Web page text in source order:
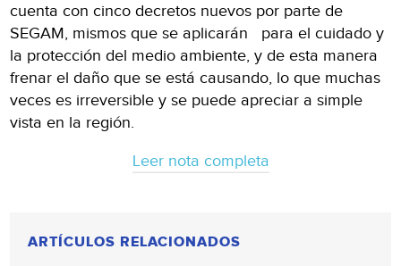
cuenta con cinco decretos nuevos por parte de
SEGAM, mismos que se aplicarán para el cuidado y
la protección del medio ambiente, y de esta manera
frenar el daño que se está causando, lo que muchas
veces es irreversible y se puede apreciar a simple
vista en la región.
Leer nota completa
ARTÍCULOS RELACIONADOS